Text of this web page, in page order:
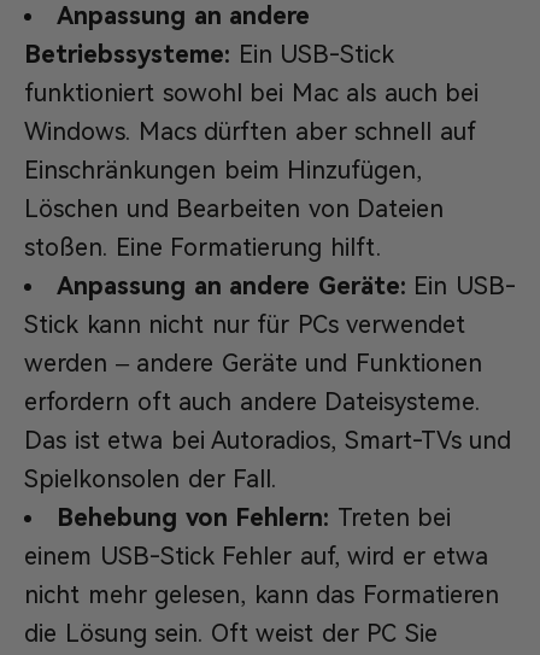
Anpassung an andere
Betriebssysteme: Ein USB-Stick
funktioniert sowohl bei Mac als auch bei
Windows. Macs dürften aber schnell auf
Einschränkungen beim Hinzufügen,
Löschen und Bearbeiten von Dateien
stoßen. Eine Formatierung hilft.
Anpassung an andere Geräte: Ein USB-
Stick kann nicht nur für PCs verwendet
werden – andere Geräte und Funktionen
erfordern oft auch andere Dateisysteme.
Das ist etwa bei Autoradios, Smart-TVs und
Spielkonsolen der Fall.
Behebung von Fehlern: Treten bei
einem USB-Stick Fehler auf, wird er etwa
nicht mehr gelesen, kann das Formatieren
die Lösung sein. Oft weist der PC Sie